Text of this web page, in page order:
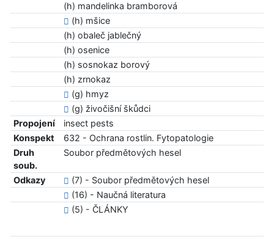
(h) mandelinka bramborová
(h) mšice
(h) obaleč jablečný
(h) osenice
(h) sosnokaz borový
(h) zrnokaz
(g) hmyz
(g) živočišní škůdci
Propojení
insect pests
Konspekt
632 - Ochrana rostlin. Fytopatologie
Druh
soub.
Soubor předmětových hesel
Odkazy
(7) - Soubor předmětových hesel
(16) - Naučná literatura
(5) - ČLÁNKY